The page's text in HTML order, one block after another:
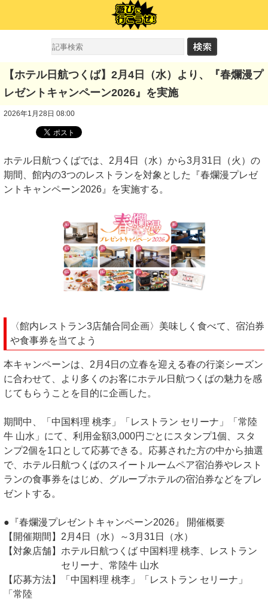
【ホテル日航つくば】2月4日（水）より、『春爛漫プ
レゼントキャンペーン2026』を実施
2026年1月28日 08:00
ホテル日航つくばでは、2月4日（水）から3月31日（火）の
期間、館内の3つのレストランを対象とした『春爛漫プレゼ
ントキャンペーン2026』を実施する。
〈館内レストラン3店舗合同企画〉美味しく食べて、宿泊券
や食事券を当てよう
本キャンペーンは、2月4日の立春を迎える春の行楽シーズン
に合わせて、より多くのお客にホテル日航つくばの魅力を感
じてもらうことを目的に企画した。
期間中、「中国料理 桃李」「レストラン セリーナ」「常陸
牛 山水」にて、利用金額3,000円ごとにスタンプ1個、スタ
ンプ2個を1口として応募できる。応募された方の中から抽選
で、ホテル日航つくばのスイートルームペア宿泊券やレスト
ランの食事券をはじめ、グループホテルの宿泊券などをプレ
ゼントする。
●『春爛漫プレゼントキャンペーン2026』 開催概要
【開催期間】2月4日（水）～3月31日（水）
【対象店舗】ホテル日航つくば 中国料理 桃李、レストラン
セリーナ、常陸牛 山水
【応募方法】「中国料理 桃李」「レストラン セリーナ」
「常陸